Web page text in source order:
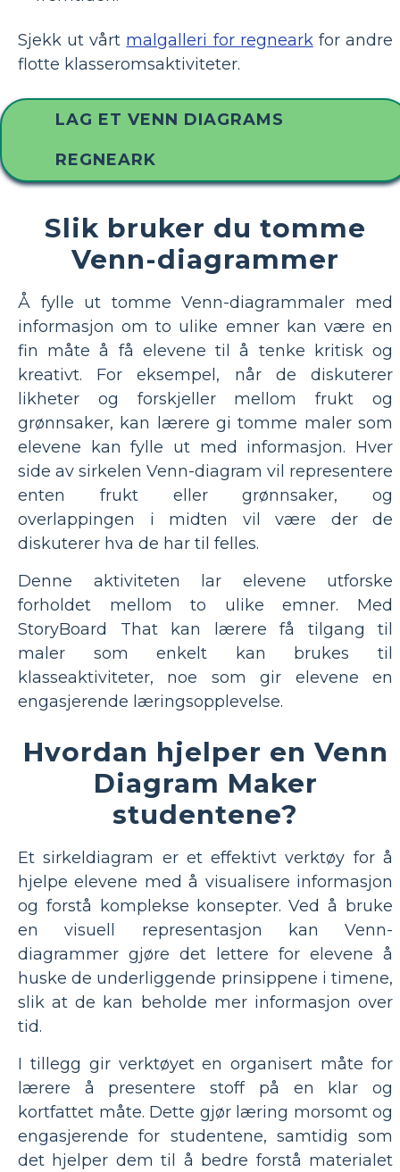
Sjekk ut vårt malgalleri for regnearkfor andre
flotte klasseromsaktiviteter.
LAG ET VENN DIAGRAMS
REGNEARK
Slik bruker du tomme
Venn-diagrammer
Å fylle ut tomme Venn-diagrammaler med
informasjon om to ulike emner kan være en
fin måte å få elevene til å tenke kritisk og
kreativt. For eksempel, når de diskuterer
likheter og forskjeller mellom frukt og
grønnsaker, kan lærere gi tomme maler som
elevene kan fylle ut med informasjon. Hver
side av sirkelen Venn-diagram vil representere
enten frukt eller grønnsaker, og
overlappingen i midten vil være der de
diskuterer hva de har til felles.
Denne aktiviteten lar elevene utforske
forholdet mellom to ulike emner. Med
StoryBoard That kan lærere få tilgang til
maler som enkelt kan brukes til
klasseaktiviteter, noe som gir elevene en
engasjerende læringsopplevelse.
Hvordan hjelper en Venn
Diagram Maker
studentene?
Et sirkeldiagram er et effektivt verktøy for å
hjelpe elevene med å visualisere informasjon
og forstå komplekse konsepter. Ved å bruke
en visuell representasjon kan Venn-
diagrammer gjøre det lettere for elevene å
huske de underliggende prinsippene i timene,
slik at de kan beholde mer informasjon over
tid.
I tillegg gir verktøyet en organisert måte for
lærere å presentere stoff på en klar og
kortfattet måte. Dette gjør læring morsomt og
engasjerende for studentene, samtidig som
det hjelper dem til å bedre forstå materialet